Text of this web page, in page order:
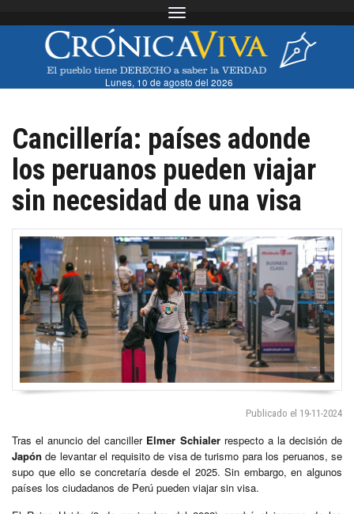
Toggle navigation
Lunes, 10 de agosto del 2026
Cancillería: países adonde
los peruanos pueden viajar
sin necesidad de una visa
Publicado el 19-11-2024
Tras el anuncio del canciller Elmer Schialerrespecto a la decisión de
Japón de levantar el requisito de visa de turismo para los peruanos, se
supo que ello se concretaría desde el 2025. Sin embargo, en algunos
países los ciudadanos de Perú pueden viajar sin visa.